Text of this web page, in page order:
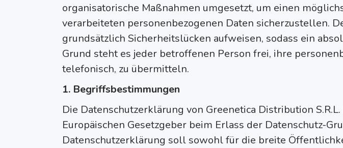
organisatorische Maßnahmen umgesetzt, um einen
verarbeiteten personenbezogenen Daten sicherzustellen.
grundsätzlich Sicherheitslücken aufweisen, sodass ein
Grund steht es jeder betroffenen Person frei, ihre
telefonisch, zu übermitteln.
1. Begriffsbestimmungen
Die Datenschutzerklärung von Greenetica Distribution
Europäischen Gesetzgeber beim Erlass der Datenschutz-
Datenschutzerklärung soll sowohl für die breite